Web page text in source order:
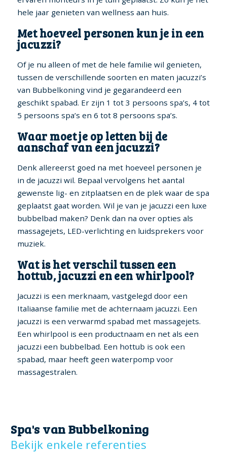
hele jaar genieten van wellness aan huis.
Met hoeveel personen kun je in een
jacuzzi?
Of je nu alleen of met de hele familie wil genieten,
tussen de verschillende soorten en maten jacuzzi’s
van Bubbelkoning vind je gegarandeerd een
geschikt spabad. Er zijn 1 tot 3 persoons spa’s, 4 tot
5 persoons spa’s en 6 tot 8 persoons spa’s.
Waar moet je op letten bij de
aanschaf van een jacuzzi?
Denk allereerst goed na met hoeveel personen je
in de jacuzzi wil. Bepaal vervolgens het aantal
gewenste lig- en zitplaatsen en de plek waar de spa
geplaatst gaat worden. Wil je van je jacuzzi een luxe
bubbelbad maken? Denk dan na over opties als
massagejets, LED-verlichting en luidsprekers voor
muziek.
Wat is het verschil tussen een
hottub, jacuzzi en een whirlpool?
Jacuzzi is een merknaam, vastgelegd door een
Italiaanse familie met de achternaam jacuzzi. Een
jacuzzi is een verwarmd spabad met massagejets.
Een whirlpool is een productnaam en net als een
jacuzzi een bubbelbad. Een hottub is ook een
spabad, maar heeft geen waterpomp voor
massagestralen.
Spa's van Bubbelkoning
Bekijk enkele referenties